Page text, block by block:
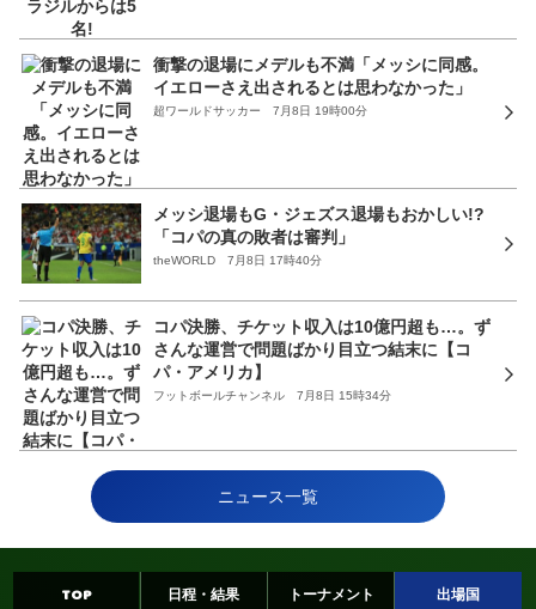
衝撃の退場にメデルも不満「メッシに同感。
イエローさえ出されるとは思わなかった」
超ワールドサッカー 7月8日 19時00分
メッシ退場もG・ジェズス退場もおかしい!?
「コパの真の敗者は審判」
theWORLD 7月8日 17時40分
コパ決勝、チケット収入は10億円超も…。ず
さんな運営で問題ばかり目立つ結末に【コ
パ・アメリカ】
フットボールチャンネル 7月8日 15時34分
ニュース一覧
TOP 日程・結果 トーナメント 出場国